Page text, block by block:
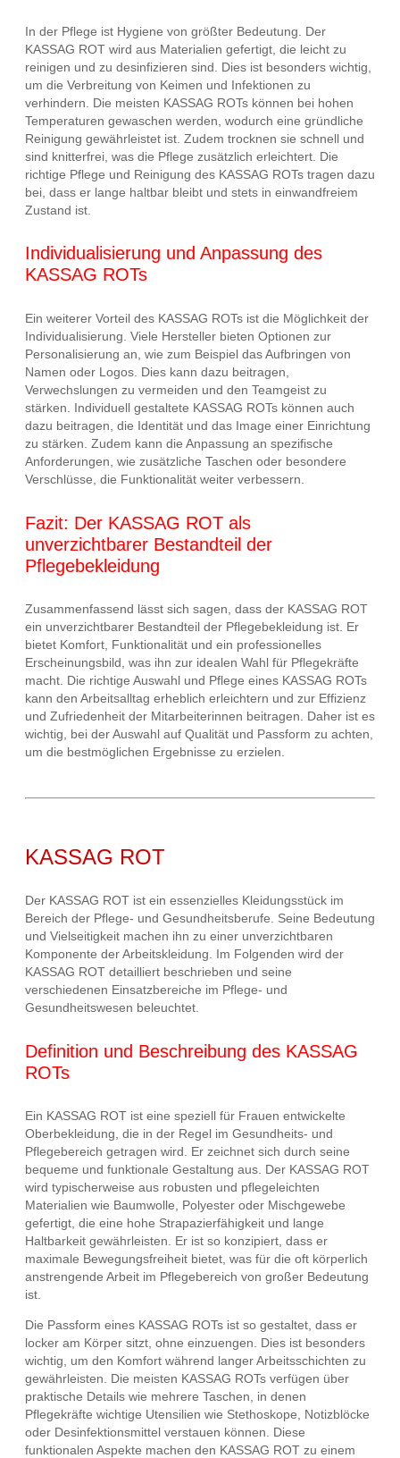
In der Pflege ist Hygiene von größter Bedeutung. Der
KASSAG ROT wird aus Materialien gefertigt, die leicht zu
reinigen und zu desinfizieren sind. Dies ist besonders wichtig,
um die Verbreitung von Keimen und Infektionen zu
verhindern. Die meisten KASSAG ROTs können bei hohen
Temperaturen gewaschen werden, wodurch eine gründliche
Reinigung gewährleistet ist. Zudem trocknen sie schnell und
sind knitterfrei, was die Pflege zusätzlich erleichtert. Die
richtige Pflege und Reinigung des KASSAG ROTs tragen dazu
bei, dass er lange haltbar bleibt und stets in einwandfreiem
Zustand ist.
Individualisierung und Anpassung des
KASSAG ROTs
Ein weiterer Vorteil des KASSAG ROTs ist die Möglichkeit der
Individualisierung. Viele Hersteller bieten Optionen zur
Personalisierung an, wie zum Beispiel das Aufbringen von
Namen oder Logos. Dies kann dazu beitragen,
Verwechslungen zu vermeiden und den Teamgeist zu
stärken. Individuell gestaltete KASSAG ROTs können auch
dazu beitragen, die Identität und das Image einer Einrichtung
zu stärken. Zudem kann die Anpassung an spezifische
Anforderungen, wie zusätzliche Taschen oder besondere
Verschlüsse, die Funktionalität weiter verbessern.
Fazit: Der KASSAG ROT als
unverzichtbarer Bestandteil der
Pflegebekleidung
Zusammenfassend lässt sich sagen, dass der KASSAG ROT
ein unverzichtbarer Bestandteil der Pflegebekleidung ist. Er
bietet Komfort, Funktionalität und ein professionelles
Erscheinungsbild, was ihn zur idealen Wahl für Pflegekräfte
macht. Die richtige Auswahl und Pflege eines KASSAG ROTs
kann den Arbeitsalltag erheblich erleichtern und zur Effizienz
und Zufriedenheit der Mitarbeiterinnen beitragen. Daher ist es
wichtig, bei der Auswahl auf Qualität und Passform zu achten,
um die bestmöglichen Ergebnisse zu erzielen.
KASSAG ROT
Der KASSAG ROT ist ein essenzielles Kleidungsstück im
Bereich der Pflege- und Gesundheitsberufe. Seine Bedeutung
und Vielseitigkeit machen ihn zu einer unverzichtbaren
Komponente der Arbeitskleidung. Im Folgenden wird der
KASSAG ROT detailliert beschrieben und seine
verschiedenen Einsatzbereiche im Pflege- und
Gesundheitswesen beleuchtet.
Definition und Beschreibung des KASSAG
ROTs
Ein KASSAG ROT ist eine speziell für Frauen entwickelte
Oberbekleidung, die in der Regel im Gesundheits- und
Pflegebereich getragen wird. Er zeichnet sich durch seine
bequeme und funktionale Gestaltung aus. Der KASSAG ROT
wird typischerweise aus robusten und pflegeleichten
Materialien wie Baumwolle, Polyester oder Mischgewebe
gefertigt, die eine hohe Strapazierfähigkeit und lange
Haltbarkeit gewährleisten. Er ist so konzipiert, dass er
maximale Bewegungsfreiheit bietet, was für die oft körperlich
anstrengende Arbeit im Pflegebereich von großer Bedeutung
ist.
Die Passform eines KASSAG ROTs ist so gestaltet, dass er
locker am Körper sitzt, ohne einzuengen. Dies ist besonders
wichtig, um den Komfort während langer Arbeitsschichten zu
gewährleisten. Die meisten KASSAG ROTs verfügen über
praktische Details wie mehrere Taschen, in denen
Pflegekräfte wichtige Utensilien wie Stethoskope, Notizblöcke
oder Desinfektionsmittel verstauen können. Diese
funktionalen Aspekte machen den KASSAG ROT zu einem